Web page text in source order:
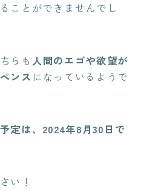
ことができませんでし
らも 人間のエゴや欲望が
ンス になっているようで
定は、2024年8月30日で
い！